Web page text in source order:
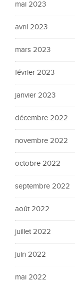
mai 2023
avril 2023
mars 2023
février 2023
janvier 2023
décembre 2022
novembre 2022
octobre 2022
septembre 2022
août 2022
juillet 2022
juin 2022
mai 2022